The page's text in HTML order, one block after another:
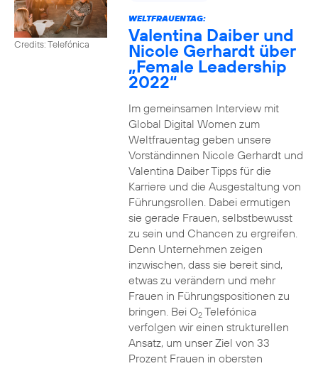
Credits: Telefónica
WELTFRAUENTAG:
Valentina Daiber und
Nicole Gerhardt über
„Female Leadership
2022“
Im gemeinsamen Interview mit
Global Digital Women zum
Weltfrauentag geben unsere
Vorständinnen Nicole Gerhardt und
Valentina Daiber Tipps für die
Karriere und die Ausgestaltung von
Führungsrollen. Dabei ermutigen
sie gerade Frauen, selbstbewusst
zu sein und Chancen zu ergreifen.
Denn Unternehmen zeigen
inzwischen, dass sie bereit sind,
etwas zu verändern und mehr
Frauen in Führungspositionen zu
bringen. Bei O2Telefónica
verfolgen wir einen strukturellen
Ansatz, um unser Ziel von 33
Prozent Frauen in obersten